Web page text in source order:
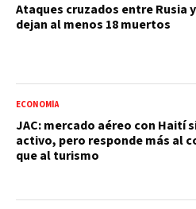
Ataques cruzados entre Rusia
dejan al menos 18 muertos
ECONOMÍA
JAC: mercado aéreo con Haití
activo, pero responde más al
que al turismo